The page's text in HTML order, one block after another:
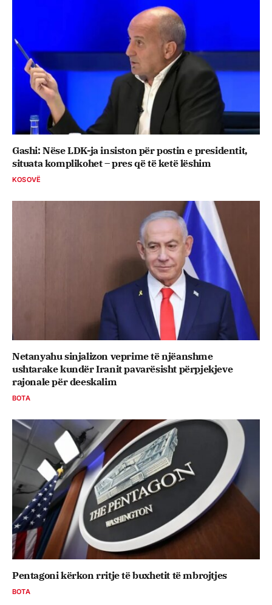
Gashi: Nëse LDK-ja insiston për postin e presidentit,
situata komplikohet – pres që të ketë lëshim
KOSOVË
Netanyahu sinjalizon veprime të njëanshme
ushtarake kundër Iranit pavarësisht përpjekjeve
rajonale për deeskalim
BOTA
Pentagoni kërkon rritje të buxhetit të mbrojtjes
BOTA